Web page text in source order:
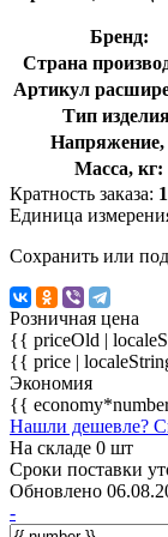
Бренд:
Страна
Артикул
Тип
Масса, кг:
Кратность заказа: 1
Единица
Сохранить или
Розничная цена
{{ priceOld |
{{ price |
Экономия
{{
Нашли дешевле?
На складе 0 шт
Сроки поставки
Обновлено
-